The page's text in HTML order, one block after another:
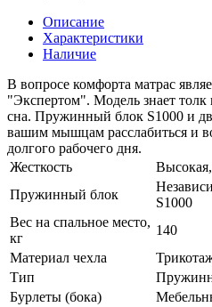
Описание
Характеристики
Наличие
В вопросе комфорта матрас
"Экспертом". Модель знает
сна. Пружинный блок S1000 и
вашим мышцам расслабиться и
долгого рабочего дня.
Жесткость
Пружинный блок
S1000
Вес на спальное место,
кг
140
Материал чехла
Тип
Бурлеты (бока)